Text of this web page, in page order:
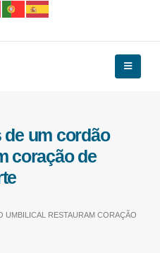
de um cordão
coração de
UMBILICAL RESTAURAM CORAÇÃO